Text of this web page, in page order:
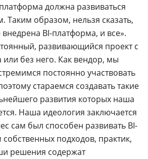
должна развиваться
Таким образом, нельзя сказать,
внедрена BI-платформа, и все».
развивающийся проект с
или без него. Как вендор, мы
постоянно участвовать
стараемся создавать такие
развития которых наша
Наша идеология заключается
сам был способен развивать BI-
подходов, практик,
решения содержат